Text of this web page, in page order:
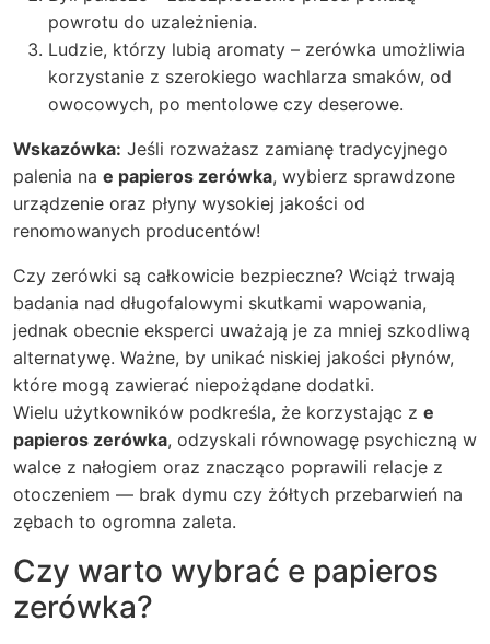
powrotu do uzależnienia.
Ludzie, którzy lubią aromaty – zerówka umożliwia
korzystanie z szerokiego wachlarza smaków, od
owocowych, po mentolowe czy deserowe.
Wskazówka: Jeśli rozważasz zamianę tradycyjnego
palenia na e papieros zerówka, wybierz sprawdzone
urządzenie oraz płyny wysokiej jakości od
renomowanych producentów!
Czy zerówki są całkowicie bezpieczne? Wciąż trwają
badania nad długofalowymi skutkami wapowania,
jednak obecnie eksperci uważają je za mniej szkodliwą
alternatywę. Ważne, by unikać niskiej jakości płynów,
które mogą zawierać niepożądane dodatki.
Wielu użytkowników podkreśla, że korzystając z e
papieros zerówka, odzyskali równowagę psychiczną w
walce z nałogiem oraz znacząco poprawili relacje z
otoczeniem — brak dymu czy żółtych przebarwień na
zębach to ogromna zaleta.
Czy warto wybrać e papieros
zerówka?